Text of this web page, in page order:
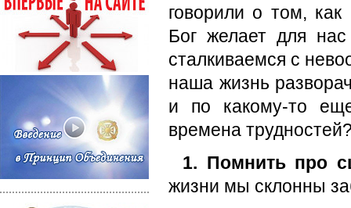
говорили о том,
Бог желает для
сталкиваемся с
наша жизнь
и по какому-то
времена
1. Помнить про
жизни мы склонны